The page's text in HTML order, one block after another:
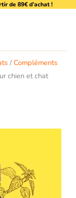
de 89€ d’achat !
/ Compléments
chien et chat